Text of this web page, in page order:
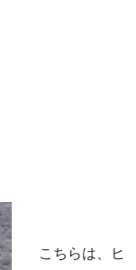
こちらは、ヒ